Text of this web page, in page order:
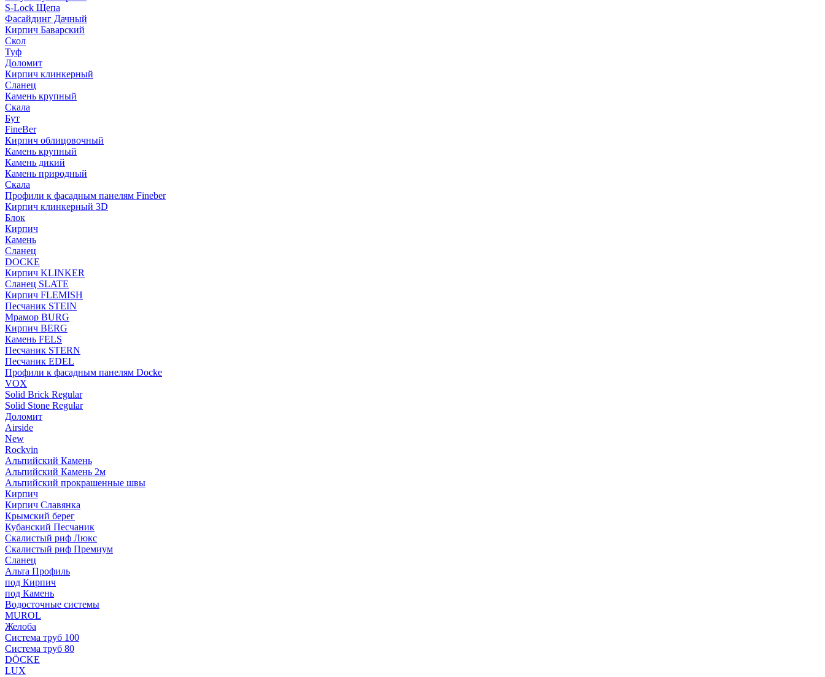
S-Lock Щепа
Фасайдинг Дачный
Кирпич Баварский
Скол
Туф
Доломит
Кирпич клинкерный
Сланец
Камень крупный
Скала
Бут
FineBer
Кирпич облицовочный
Камень крупный
Камень дикий
Камень природный
Скала
Профили к фасадным панелям Fineber
Кирпич клинкерный 3D
Блок
Кирпич
Камень
Сланец
DOCKE
Кирпич KLINKER
Сланец SLATE
Кирпич FLEMISH
Пес­ча­ник STEIN
Мрамор BURG
Кирпич BERG
Камень FELS
Пес­ча­ник STERN
Пес­ча­ник EDEL
Профили к фасадным панелям Docke
VOX
Solid Brick Regular
Solid Stone Regular
Доломит
Airside
New
Rockvin
Альпийский Камень
Альпийский Камень 2м
Альпийский прокрашенные швы
Кирпич
Кирпич Славянка
Крымский берег
Кубанский Песчаник
Скалистый риф Люкс
Скалистый риф Премиум
Сланец
Альта Профиль
под Кирпич
под Камень
Водосточные системы
MUROL
Желоба
Система труб 100
Система труб 80
DÖCKE
LUX